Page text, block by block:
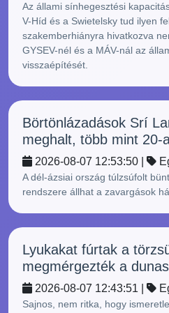
Az állami sínhegesztési
V-Híd és a Swietelsky tud ilyen
szakemberhiányra hivatkozva
GYSEV-nél és a MÁV-nál az
visszaépítését.
Börtönlázadások Srí
meghalt, több mint 20-
2026-08-07 12:53:50 |
A dél-ázsiai ország túlzsúfolt
rendszere állhat a zavargások
Lyukakat fúrtak a
megmérgezték a
2026-08-07 12:43:51 |
Sajnos, nem ritka, hogy